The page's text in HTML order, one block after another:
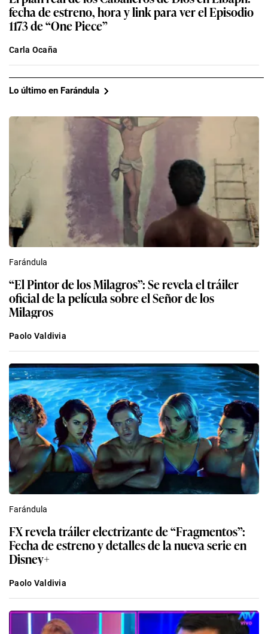
fecha de estreno, hora y link para ver el Episodio
1173 de “One Piece”
Carla Ocaña
Lo último en Farándula
Farándula
“El Pintor de los Milagros”: Se revela el tráiler
oficial de la película sobre el Señor de los
Milagros
Paolo Valdivia
Farándula
FX revela tráiler electrizante de “Fragmentos”:
Fecha de estreno y detalles de la nueva serie en
Disney+
Paolo Valdivia